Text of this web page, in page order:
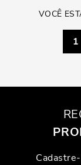
VOCÊ
1